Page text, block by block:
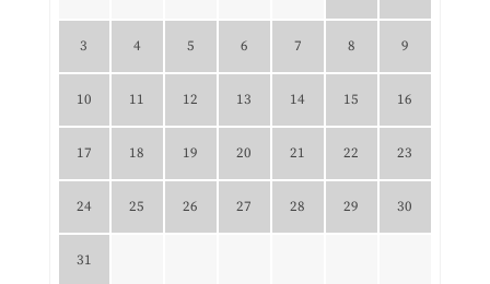
3 4 5 6 7 8 9
10 11 12 13 14 15 16
17 18 19 20 21 22 23
24 25 26 27 28 29 30
31